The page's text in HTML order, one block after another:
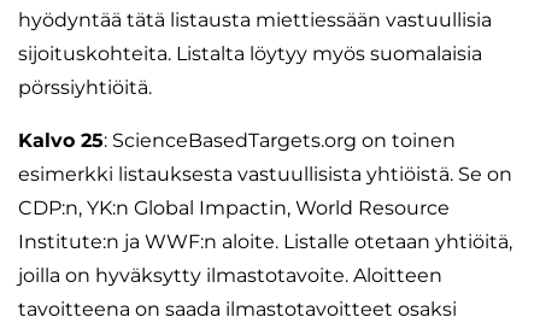
hyödyntää tätä listausta miettiessään vastuullisia
sijoituskohteita. Listalta löytyy myös suomalaisia
pörssiyhtiöitä.
Kalvo 25: ScienceBasedTargets.org on toinen
esimerkki listauksesta vastuullisista yhtiöistä. Se on
CDP:n, YK:n Global Impactin, World Resource
Institute:n ja WWF:n aloite. Listalle otetaan yhtiöitä,
joilla on hyväksytty ilmastotavoite. Aloitteen
tavoitteena on saada ilmastotavoitteet osaksi